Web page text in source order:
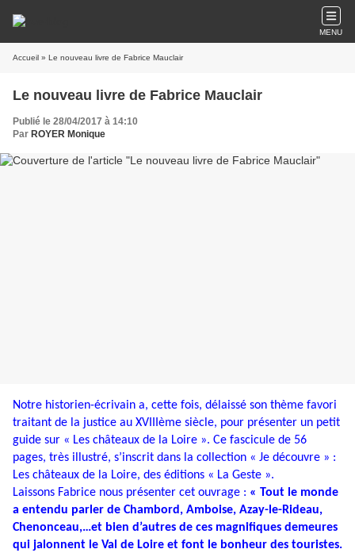
MENU
Accueil » Le nouveau livre de Fabrice Mauclair
Le nouveau livre de Fabrice Mauclair
Publié le 28/04/2017 à 14:10
Par ROYER Monique
Notre historien-écrivain a, cette fois, délaissé son thème favori
traitant de la justice au XVIIIème siècle, pour présenter un petit
guide sur « Les châteaux de la Loire ». Ce fascicule de 56
pages, très illustré, s’inscrit dans la collection « Je découvre » :
Les châteaux de la Loire, des éditions « La Geste ».
Laissons Fabrice nous présenter cet ouvrage : « Tout le monde
a entendu parler de Chambord, Amboise, Azay-le-Rideau,
Chenonceau,…et bien d’autres de ces magnifiques demeures
qui jalonnent le Val de Loire et font le bonheur des touristes.